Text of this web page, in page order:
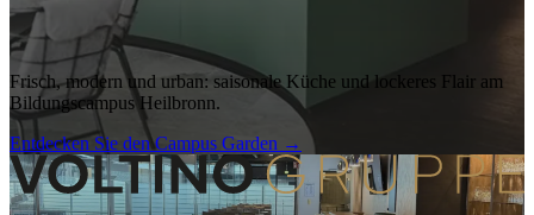
Frisch, modern und urban: saisonale Küche und lockeres Flair am
Bildungscampus Heilbronn.
Entdecken Sie den Campus Garden →